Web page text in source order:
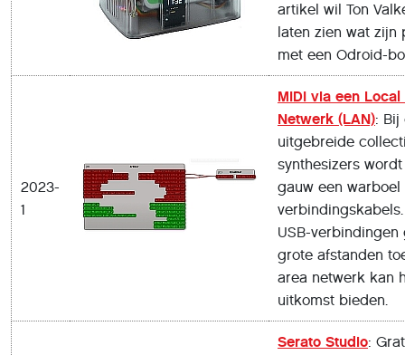
artikel wil Ton
laten zien wat zijn
met een Odroid-
2023-
1
MIDI via een Local
Netwerk (LAN): Bij
uitgebreide
synthesizers
gauw een warboel
USB-verbindingen
grote afstanden
area netwerk kan
uitkomst bieden.
Serato Studio: